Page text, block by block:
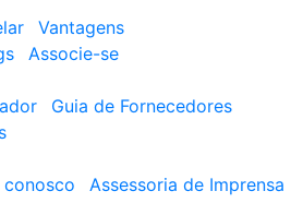
Vantagens
Associe-se
Guia de Fornecedores
conosco
Assessoria de Imprensa